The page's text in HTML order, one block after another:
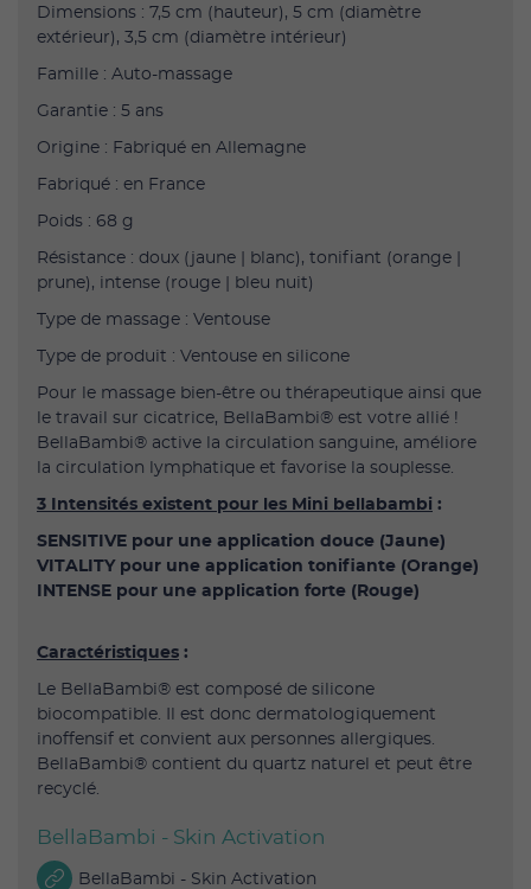
Dimensions : 7,5 cm (hauteur), 5 cm (diamètre
extérieur), 3,5 cm (diamètre intérieur)
Famille : Auto-massage
Garantie : 5 ans
Origine : Fabriqué en Allemagne
Fabriqué : en France
Poids : 68 g
Résistance : doux (jaune | blanc), tonifiant (orange |
prune), intense (rouge | bleu nuit)
Type de massage : Ventouse
Type de produit : Ventouse en silicone
Pour le massage bien-être ou thérapeutique ainsi que
le travail sur cicatrice, BellaBambi® est votre allié !
BellaBambi® active la circulation sanguine, améliore
la circulation lymphatique et favorise la souplesse.
3 Intensités existent pour les Mini bellabambi :
SENSITIVE pour une application douce (Jaune)
VITALITY pour une application tonifiante (Orange)
INTENSE pour une application forte (Rouge)
Caractéristiques :
Le BellaBambi® est composé de silicone
biocompatible. Il est donc dermatologiquement
inoffensif et convient aux personnes allergiques.
BellaBambi® contient du quartz naturel et peut être
recyclé.
BellaBambi - Skin Activation
BellaBambi - Skin Activation